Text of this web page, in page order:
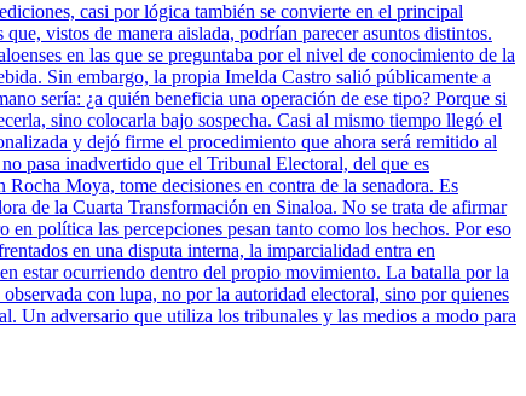
casi por lógica también se convierte en el principal
vistos de manera aislada, podrían parecer asuntos distintos.
en las que se preguntaba por el nivel de conocimiento de la
Sin embargo, la propia Imelda Castro salió públicamente a
sería: ¿a quién beneficia una operación de ese tipo? Porque si
sino colocarla bajo sospecha. Casi al mismo tiempo llegó el
y dejó firme el procedimiento que ahora será remitido al
pasa inadvertido que el Tribunal Electoral, del que es
Moya, tome decisiones en contra de la senadora. Es
de la Cuarta Transformación en Sinaloa. No se trata de afirmar
política las percepciones pesan tanto como los hechos. Por eso
en una disputa interna, la imparcialidad entra en
estar ocurriendo dentro del propio movimiento. La batalla por la
con lupa, no por la autoridad electoral, sino por quienes
Un adversario que utiliza los tribunales y las medios a modo para